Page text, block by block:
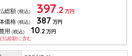
総額 (税込) 397.2 万円
価格 (税込) 387 万円
用 (税込) 10.2 万円
払総額に含む